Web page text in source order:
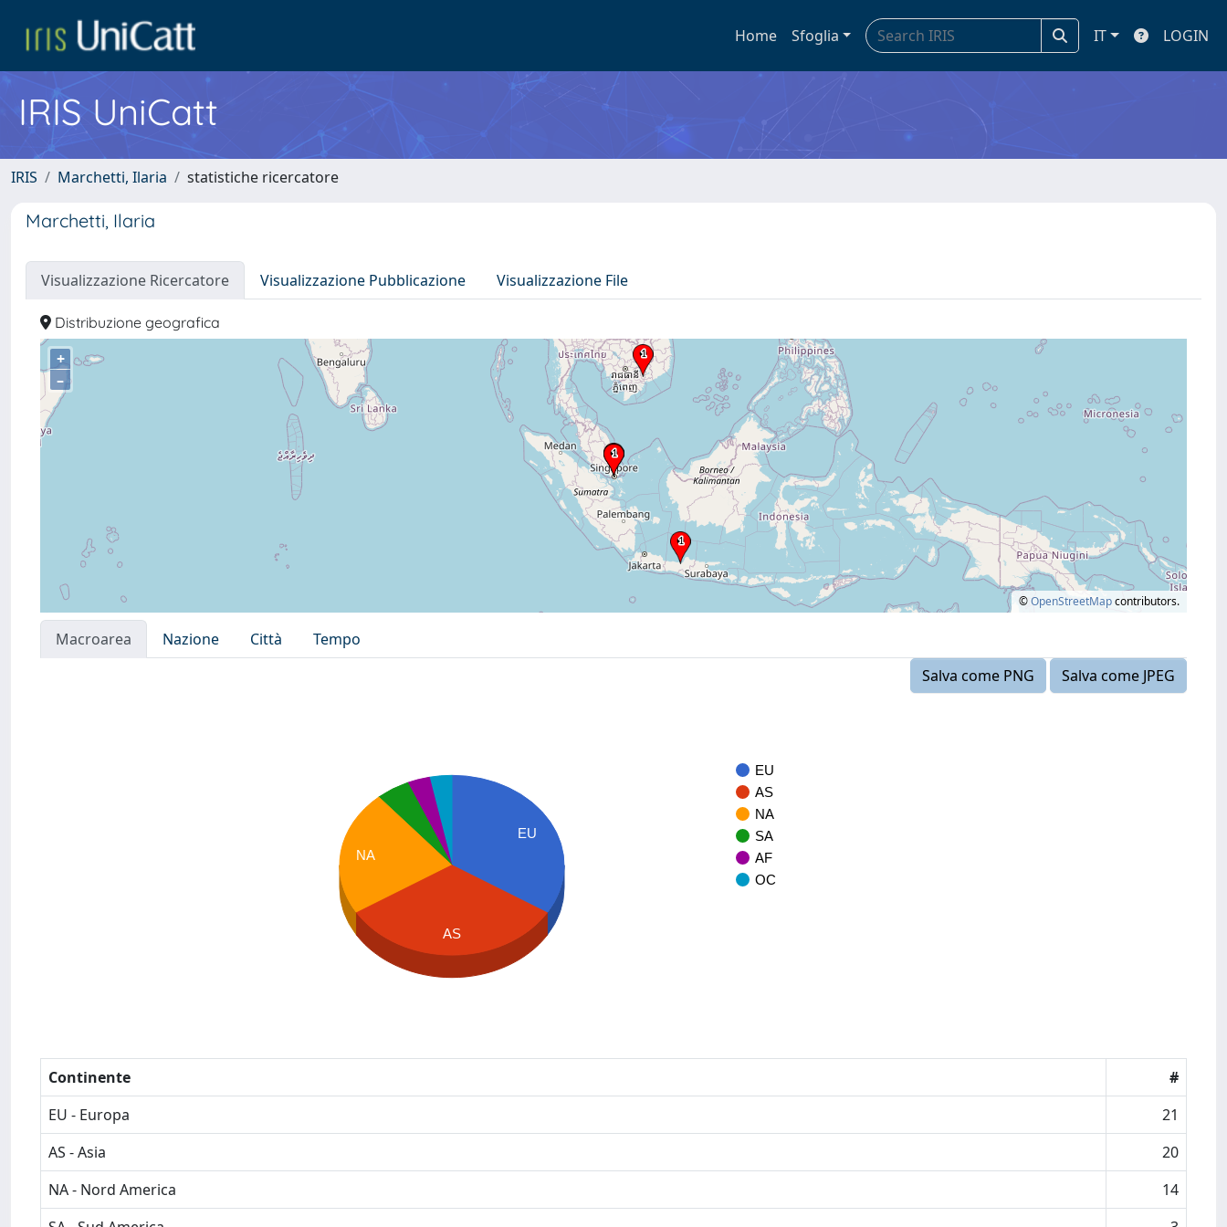
Home Sfoglia IT LOGIN
IRIS UniCatt
IRIS Marchetti, Ilaria statistiche ricercatore
Marchetti, Ilaria
Visualizzazione Ricercatore Visualizzazione Pubblicazione Visualizzazione File
Distribuzione geografica
+
–
©OpenStreetMapcontributors.
Macroarea Nazione Città
Tempo
Salva come PNG
Salva come JPEG
EU
AS
NA
SA
AF
OC
EU
NA
AS
Continente
#
EU - Europa
21
AS - Asia
20
NA - Nord America
14